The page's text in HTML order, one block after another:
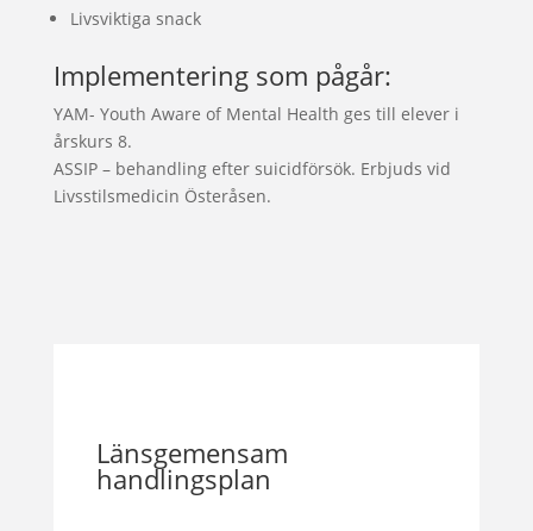
Livsviktiga snack
Implementering som pågår:
YAM- Youth Aware of Mental Health ges till elever i
årskurs 8.
ASSIP – behandling efter suicidförsök. Erbjuds vid
Livsstilsmedicin Österåsen.
Länsgemensam
handlingsplan